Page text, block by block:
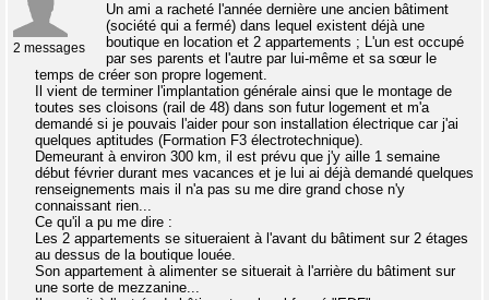
2 messages
Un ami a racheté l'année dernière une ancien bâtiment
(société qui a fermé) dans lequel existent déjà une
boutique en location et 2 appartements ; L'un est occupé
par ses parents et l'autre par lui-même et sa sœur le
temps de créer son propre logement.
Il vient de terminer l'implantation générale ainsi que le montage de
toutes ses cloisons (rail de 48) dans son futur logement et m'a
demandé si je pouvais l'aider pour son installation électrique car j'ai
quelques aptitudes (Formation F3 électrotechnique).
Demeurant à environ 300 km, il est prévu que j'y aille 1 semaine
début février durant mes vacances et je lui ai déjà demandé quelques
renseignements mais il n'a pas su me dire grand chose n'y
connaissant rien...
Ce qu'il a pu me dire :
Les 2 appartements se situeraient à l'avant du bâtiment sur 2 étages
au dessus de la boutique louée.
Son appartement à alimenter se situerait à l'arrière du bâtiment sur
une sorte de mezzanine...